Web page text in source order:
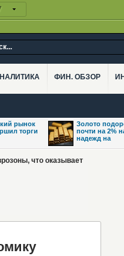
ФИН. ОБЗОР
рынок
торги
Золото
почти на 2%
надежд на
что оказывает